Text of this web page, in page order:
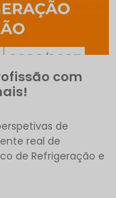
com
de
real de
de Refrigeração e